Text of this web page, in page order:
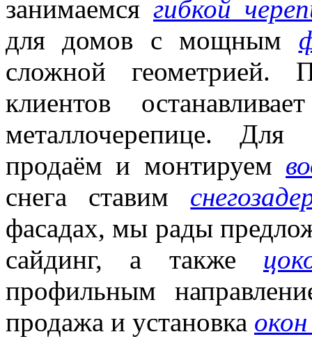
занимаемся гибкой
для домов с мощным
сложной геометрией.
клиентов
металлочерепице.
продаём и монтируем
снега ставим
фасадах, мы рады
сайдинг, а также
профильным
продажа и установка